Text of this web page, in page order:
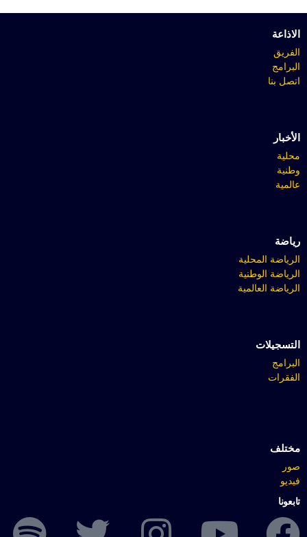
الاذاعة
الفريق
البرامج
اتصل بنا
الأخبار
محلية
وطنية
عالمية
رياضة
الرياضة المحلية
الرياضة الوطنية
الرياضة العالمية
التسجيلات
البرامج
الفقرات
مختلف
صور
فيديو
تابعونا